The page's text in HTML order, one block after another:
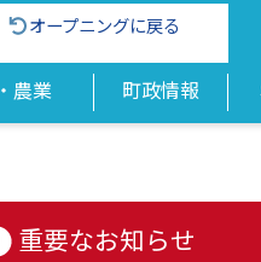
オープニングに戻る
農業 町政情報
重要なお知らせ